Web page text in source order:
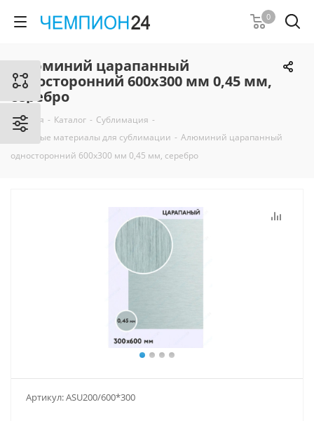
0
Алюминий царапанный
односторонний 600х300 мм 0,45 мм,
серебро
Главная - Каталог - Сублимация -
Листовые материалы для сублимации - Алюминий царапанный
односторонний 600х300 мм 0,45 мм, серебро
Артикул:ASU200/600*300